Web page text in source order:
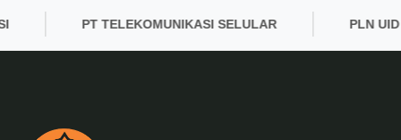
PT TELEKOMUNIKASI SELULAR PLN UID